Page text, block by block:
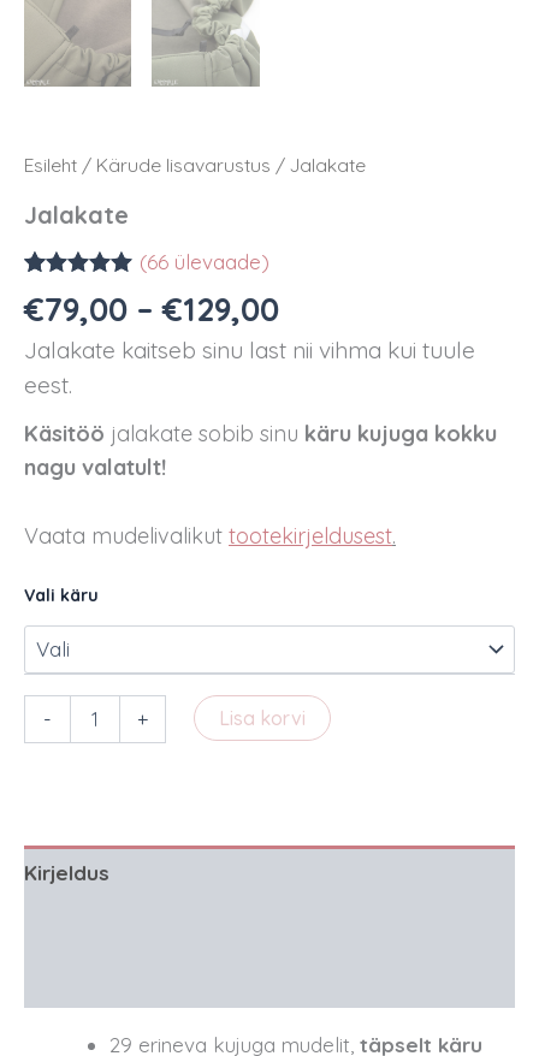
Esileht / Kärude lisavarustus / Jalakate
Jalakate
5.00 /5
hinnangu
põhjal
(66ülevaade)
€79,00 – €129,00Hinnavahemik:
€79,00
Jalakate kaitseb sinu last nii vihma kui tuule
eest.
Käsitöö jalakate sobib sinu käru kujuga kokku
nagu valatult!
Vaata mudelivalikut tootekirjeldusest.
Vali käru
- + Lisa korvi
Kirjeldus
29 erineva kujuga mudelit, täpselt käru